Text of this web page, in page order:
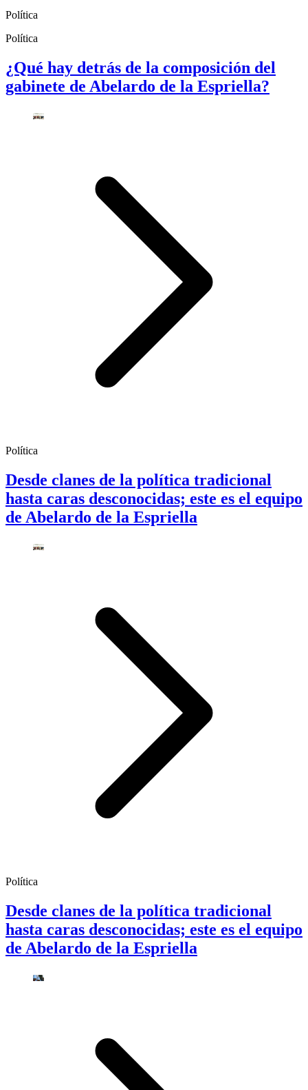
Política
Política
¿Qué hay detrás de la composición del
gabinete de Abelardo de la Espriella?
Política
Desde clanes de la política tradicional
hasta caras desconocidas; este es el equipo
de Abelardo de la Espriella
Política
Desde clanes de la política tradicional
hasta caras desconocidas; este es el equipo
de Abelardo de la Espriella